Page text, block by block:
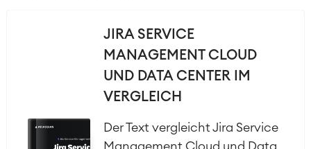
JIRA SERVICE
MANAGEMENT CLOUD
UND DATA CENTER IM
VERGLEICH
Der Text vergleicht Jira Service
Management Cloud und Data